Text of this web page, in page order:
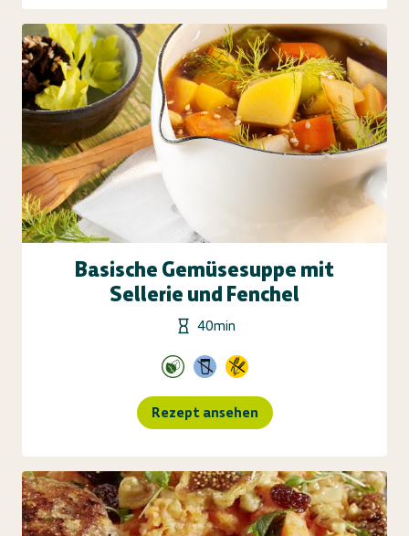
Basische Gemüsesuppe mit
Sellerie und Fenchel
40min
Rezept ansehen